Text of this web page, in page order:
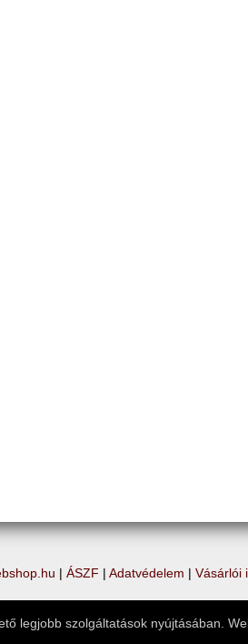
legjobb szolgáltatások nyújtásában.
ÁSZF Adatvédelem Vásárlói